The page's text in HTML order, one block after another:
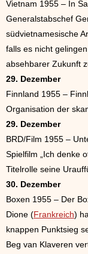
Vietnam 1955 – In
Generalstabschef
südvietnamesische
falls es nicht
absehbarer Zukunft
29. Dezember
Finnland 1955 –
Organisation der
29. Dezember
BRD/Film 1955 –
Spielfilm „Ich denke
Titelrolle seine
30. Dezember
Boxen 1955 – Der
Dione (Frankreich)
knappen Punktsieg
Beg van Klaveren